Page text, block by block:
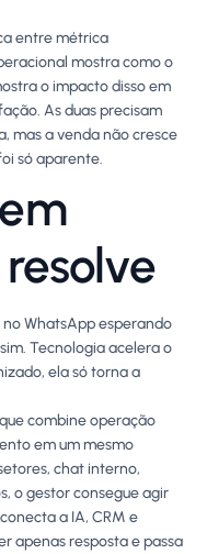
entre métrica
mostra como o
o impacto disso em
As duas precisam
mas a venda não cresce
só aparente.
WhatsApp esperando
Tecnologia acelera o
ela só torna a
combine operação
em um mesmo
chat interno,
o gestor consegue agir
a IA, CRM e
apenas resposta e passa